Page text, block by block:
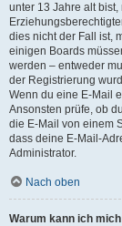
unter 13 Jahre alt
dies nicht der Fall ist,
einigen Boards
werden – entweder
der Registrierung
Wenn du eine E-Mail
Ansonsten prüfe, ob
die E-Mail von einem
dass deine E-Mail-
Administrator.
Nach oben
Warum kann ich